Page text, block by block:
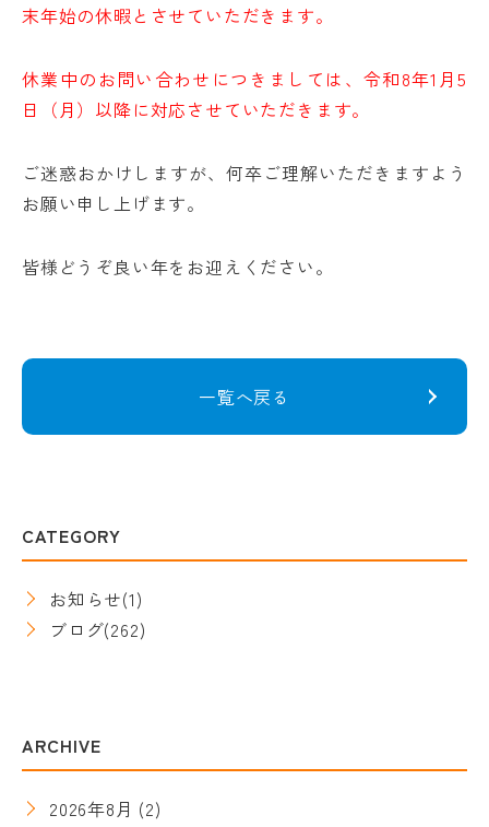
末年始の休暇とさせていただきます。
休業中のお問い合わせにつきましては、令和8年1月5
日（月）以降に対応させていただきます。
ご迷惑おかけしますが、何卒ご理解いただきますよう
お願い申し上げます。
皆様どうぞ良い年をお迎えください。
一覧へ戻る
CATEGORY
お知らせ(1)
ブログ(262)
ARCHIVE
2026年8月 (2)